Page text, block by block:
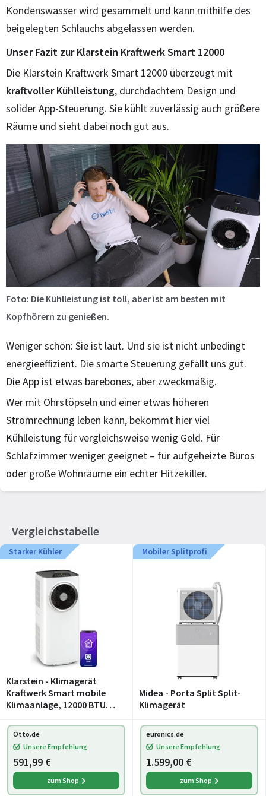
Kondenswasser wird gesammelt und kann mithilfe des
beigelegten Schlauchs abgelassen werden.
Unser Fazit zur Klarstein Kraftwerk Smart 12000
Die Klarstein Kraftwerk Smart 12000 überzeugt mit
kraftvoller Kühlleistung, durchdachtem Design und
solider App-Steuerung. Sie kühlt zuverlässig auch größere
Räume und sieht dabei noch gut aus.
Foto: Die Kühlleistung ist toll, aber ist am besten mit
Kopfhörern zu genießen.
Weniger schön: Sie ist laut. Und sie ist nicht unbedingt
energieeffizient. Die smarte Steuerung gefällt uns gut.
Die App ist etwas barebones, aber zweckmäßig.
Wer mit Ohrstöpseln und einer etwas höheren
Stromrechnung leben kann, bekommt hier viel
Kühlleistung für vergleichsweise wenig Geld. Für
Schlafzimmer weniger geeignet – für aufgeheizte Büros
oder große Wohnräume ein echter Hitzekiller.
Vergleichstabelle
Starker Kühler
Klarstein - Klimagerät
Kraftwerk Smart mobile
Klimaanlage, 12000 BTU
Klimagerät mobil mit
Timer
Mobiler Splitprofi
Midea - Porta Split Split-
Klimagerät
Otto.de
Unsere Empfehlung
591,99 €
zum Shop
euronics.de
Unsere Empfehlung
1.599,00 €
zum Shop